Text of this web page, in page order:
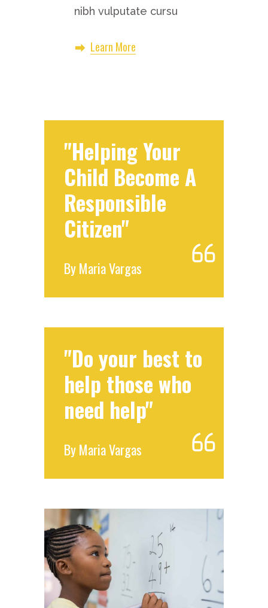
nibh vulputate cursu
Learn More
"Helping Your
Child Become A
Responsible
Citizen"
ByMaria Vargas
"Do your best to
help those who
need help"
ByMaria Vargas